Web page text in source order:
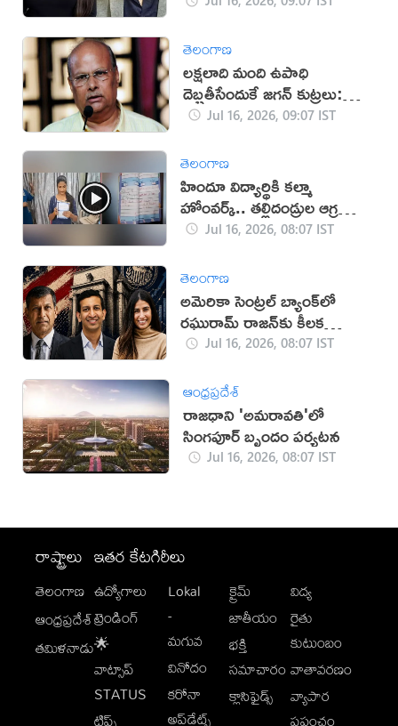
తెలంగాణ
లక్షలాది మంది ఉపాధి
దెబ్బతీసేందుకే జగన్ కుట్రలు:
యనమల
Jul 16, 2026, 09:07 IST
తెలంగాణ
హిందూ విద్యార్థికి కల్మా
హోంవర్క్.. తల్లిదండ్రుల ఆగ్రహం
(వీడియో)
Jul 16, 2026, 08:07 IST
తెలంగాణ
అమెరికా సెంట్రల్ బ్యాంక్‌లో
రఘురామ్ రాజన్‌కు కీలక
బాధ్యతలు
Jul 16, 2026, 08:07 IST
ఆంధ్రప్రదేశ్
రాజధాని 'అమరావతి'లో
సింగపూర్ బృందం పర్యటన
Jul 16, 2026, 08:07 IST
రాష్ట్రాలు
తెలంగాణ
ఆంధ్రప్రదేశ్
తమిళనాడు
ఇతర కేటగిరీలు
ఉద్యోగాలు
ట్రెండింగ్
🌟
వాట్సాప్
STATUS
Lokal
-
మగువ
వినోదం
కరోనా
అప్‌డేట్స్
క్రైమ్
జాతీయం
భక్తి
సమాచారం
క్లాసిఫైడ్స్
విద్య
రైతు
కుటుంబం
వాతావరణం
వ్యాపార